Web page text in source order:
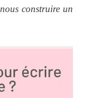
construire un